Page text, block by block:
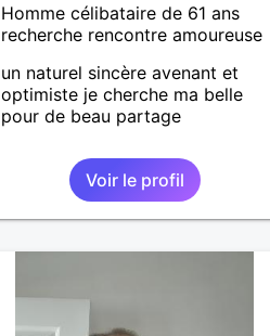
Homme célibataire de 61 ans
recherche rencontre amoureuse
un naturel sincère avenant et
optimiste je cherche ma belle
pour de beau partage
Voir le profil